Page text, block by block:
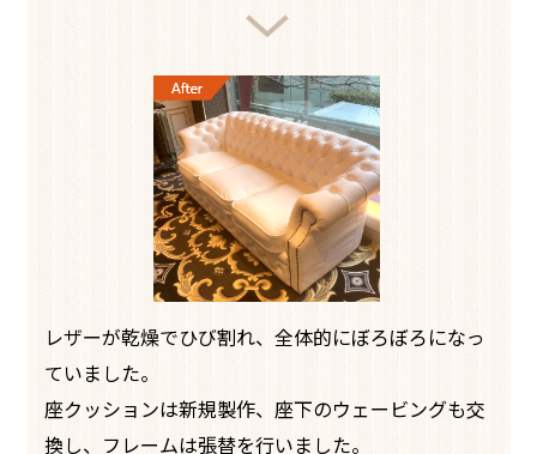
レザーが乾燥でひび割れ、全体的にぼろぼろになっ
ていました。
座クッションは新規製作、座下のウェービングも交
換し、フレームは張替を行いました。